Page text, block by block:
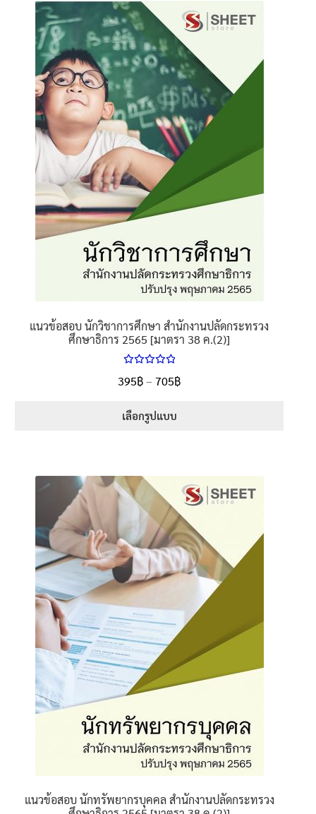
multiple
variants.
The
options
may
be
chosen
on
the
product
page
แนวข้อสอบ นักวิชาการศึกษา สำนักงานปลัดกระทรวง
ศึกษาธิการ 2565 [มาตรา 38 ค.(2)]
5.00
ตั้งแต่
395฿– 705฿Price
เลือกรูปแบบ
has
multiple
variants.
The
options
may
be
on
the
product
page
แนวข้อสอบ นักทรัพยากรบุคคล สำนักงานปลัดกระทรวง